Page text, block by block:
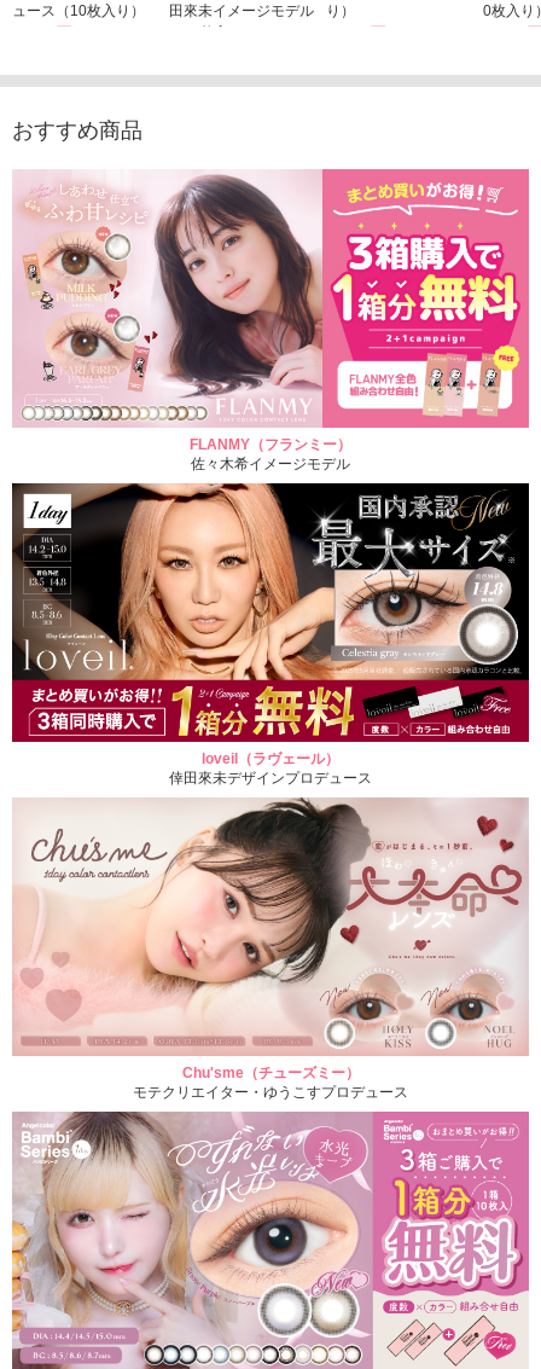
ュース（10枚入り）
田來未イメージモデル
（10枚入り）
り） 0枚入り
おすすめ商品
FLANMY（フランミー）
佐々木希イメージモデル
loveil（ラヴェール）
倖田來未デザインプロデュース
Chu'sme（チューズミー）
モテクリエイター・ゆうこすプロデュース